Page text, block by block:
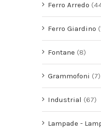
Ferro Arredo
Ferro Giardino
Fontane (8)
Grammofoni (7)
Industrial (67)
Lampade -